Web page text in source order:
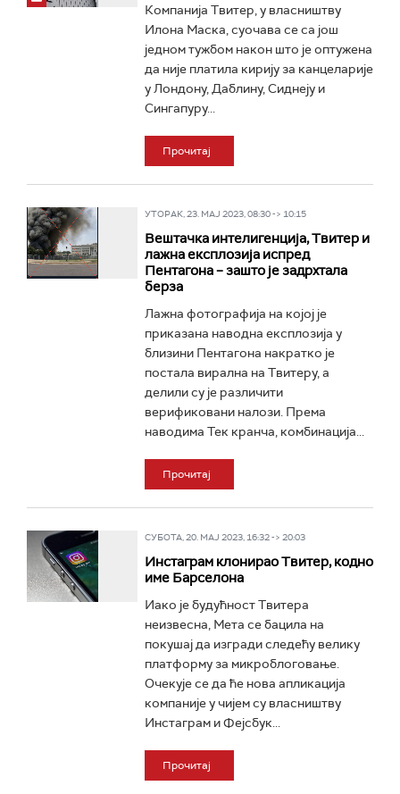
Компанија Твитер, у власништву
Илона Маска, суочава се са још
једном тужбом након што је оптужена
да није платила кирију за канцеларије
у Лондону, Даблину, Сиднеју и
Сингапуру...
Прочитај
УТОРАК, 23. МАЈ 2023, 08:30 -> 10:15
Вештачка интелигенција, Твитер и
лажна експлозија испред
Пентагона – зашто је задрхтала
берза
Лажна фотографија на којој је
приказана наводна експлозија у
близини Пентагона накратко је
постала вирална на Твитеру, а
делили су је различити
верификовани налози. Према
наводима Тек кранча, комбинација...
Прочитај
СУБОТА, 20. МАЈ 2023, 16:32 -> 20:03
Инстаграм клонирао Твитер, кодно
име Барселона
Иако је будућност Твитера
неизвесна, Мета се бацила на
покушај да изгради следећу велику
платформу за микроблоговање.
Очекује се да ће нова апликација
компаније у чијем су власништву
Инстаграм и Фејсбук...
Прочитај